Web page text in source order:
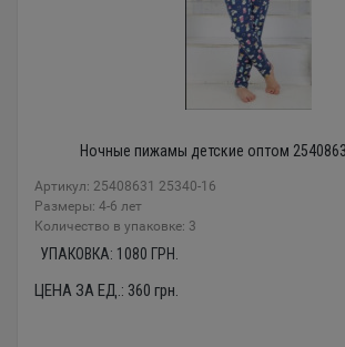
Ночные пижамы детские оптом
Артикул: 25408631 25340-16
Размеры: 4-6 лет
Количество в упаковке: 3
УПАКОВКА: 1080 ГРН.
ЦЕНА ЗА ЕД.: 360 грн.